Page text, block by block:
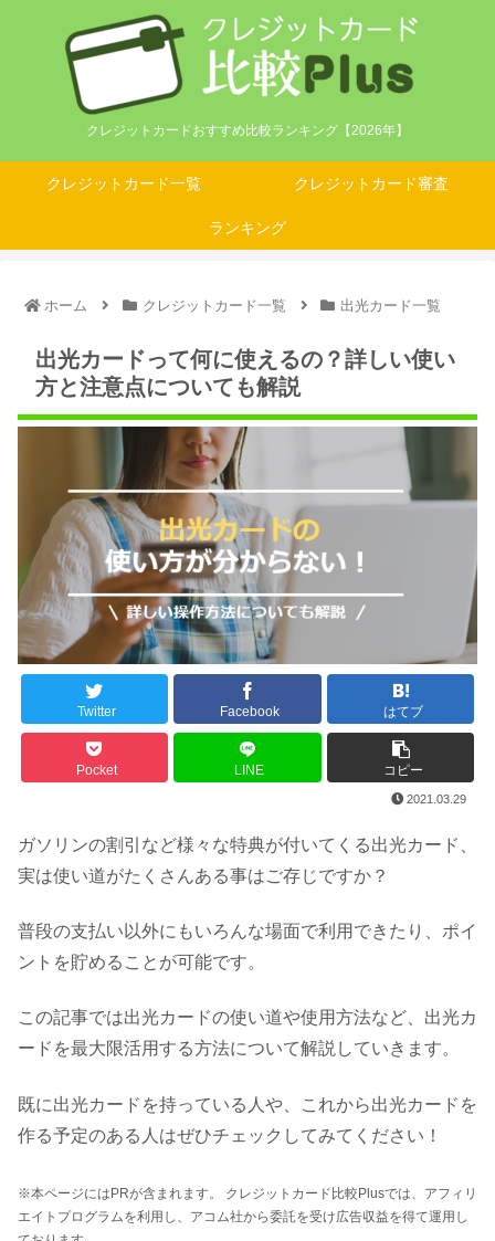
クレジットカードおすすめ比較ランキング【2026年】
クレジットカード一覧 クレジットカード審査
ランキング
ホーム クレジットカード一覧 出光カード一覧
出光カードって何に使えるの？詳しい使い
方と注意点についても解説
Twitter Facebook はてブ
Pocket LINE コピー
2021.03.29
ガソリンの割引など様々な特典が付いてくる出光カード、
実は使い道がたくさんある事はご存じですか？
普段の支払い以外にもいろんな場面で利用できたり、ポイ
ントを貯めることが可能です。
この記事では出光カードの使い道や使用方法など、出光カ
ードを最大限活用する方法について解説していきます。
既に出光カードを持っている人や、これから出光カードを
作る予定のある人はぜひチェックしてみてください！
※本ページにはPRが含まれます。 クレジットカード比較Plusでは、アフィリ
エイトプログラムを利用し、アコム社から委託を受け広告収益を得て運用し